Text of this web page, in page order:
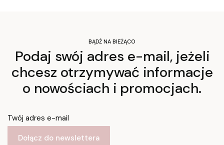
BĄDŹ NA BIEŻĄCO
Podaj swój adres e-mail, jeżeli
chcesz otrzymywać informacje
o nowościach i promocjach.
Twój adres e-mail
Dołącz do newslettera